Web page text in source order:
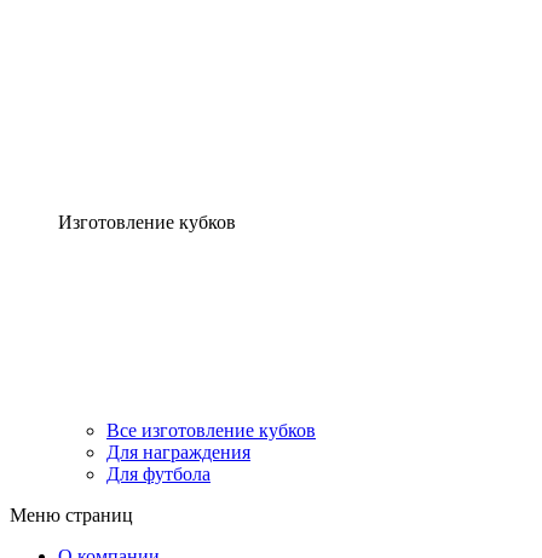
Изготовление кубков
Все изготовление кубков
Для награждения
Для футбола
Меню страниц